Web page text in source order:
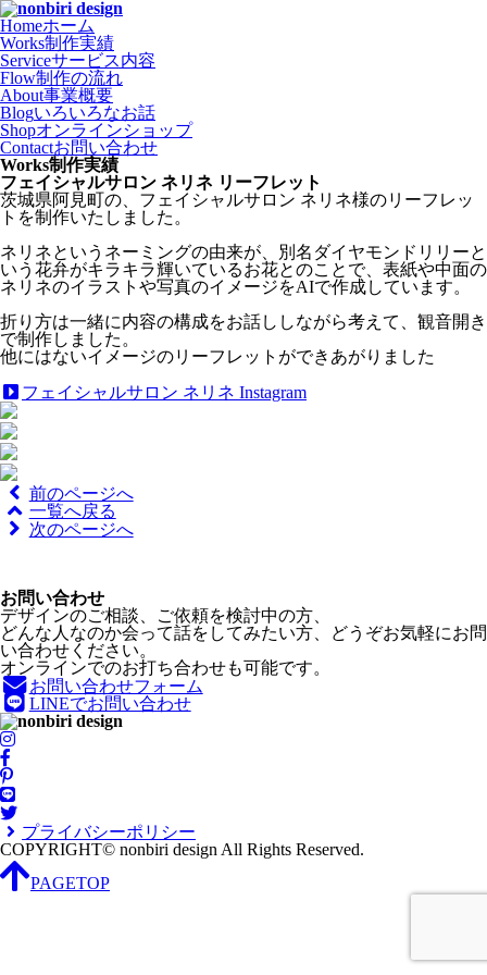
Homeホーム
Works制作実績
Serviceサービス内容
Flow制作の流れ
About事業概要
Blogいろいろなお話
Shopオンラインショップ
Contactお問い合わせ
Works制作実績
フェイシャルサロン ネリネ リーフレット
茨城県阿見町の、フェイシャルサロン ネリネ様のリーフレッ
トを制作いたしました。
ネリネというネーミングの由来が、別名ダイヤモンドリリーと
いう花弁がキラキラ輝いているお花とのことで、表紙や中面の
ネリネのイラストや写真のイメージをAIで作成しています。
折り方は一緒に内容の構成をお話ししながら考えて、観音開き
で制作しました。
他にはないイメージのリーフレットができあがりました
フェイシャルサロン ネリネ Instagram
前のページへ
一覧へ戻る
次のページへ
お問い合わせ
デザインのご相談、ご依頼を検討中の方、
どんな人なのか会って話をしてみたい方、どうぞお気軽にお問
い合わせください。
オンラインでのお打ち合わせも可能です。
お問い合わせフォーム
LINEでお問い合わせ
プライバシーポリシー
COPYRIGHT© nonbiri design All Rights Reserved.
PAGETOP